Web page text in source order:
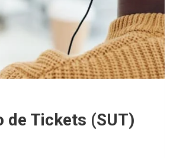
de Tickets (SUT)